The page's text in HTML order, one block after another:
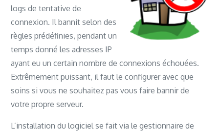
logs de tentative de
connexion. Il bannit selon des
règles prédéfinies, pendant un
temps donné les adresses IP
ayant eu un certain nombre de connexions échouées.
Extrêmement puissant, il faut le configurer avec que
soins si vous ne souhaitez pas vous faire bannir de
votre propre serveur.
L’installation du logiciel se fait via le gestionnaire de